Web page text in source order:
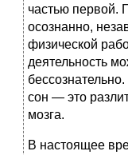
частью первой.
осознанно,
физической
деятельность
сон — это
мозга.
В настоящее